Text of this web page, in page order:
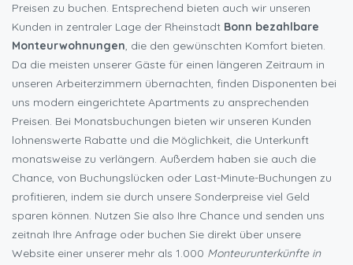
Preisen zu buchen. Entsprechend bieten auch wir unseren
Kunden in zentraler Lage der Rheinstadt Bonn bezahlbare
Monteurwohnungen, die den gewünschten Komfort bieten.
Da die meisten unserer Gäste für einen längeren Zeitraum in
unseren Arbeiterzimmern übernachten, finden Disponenten bei
uns modern eingerichtete Apartments zu ansprechenden
Preisen. Bei Monatsbuchungen bieten wir unseren Kunden
lohnenswerte Rabatte und die Möglichkeit, die Unterkunft
monatsweise zu verlängern. Außerdem haben sie auch die
Chance, von Buchungslücken oder Last-Minute-Buchungen zu
profitieren, indem sie durch unsere Sonderpreise viel Geld
sparen können. Nutzen Sie also Ihre Chance und senden uns
zeitnah Ihre Anfrage oder buchen Sie direkt über unsere
Website einer unserer mehr als 1.000 Monteurunterkünfte in